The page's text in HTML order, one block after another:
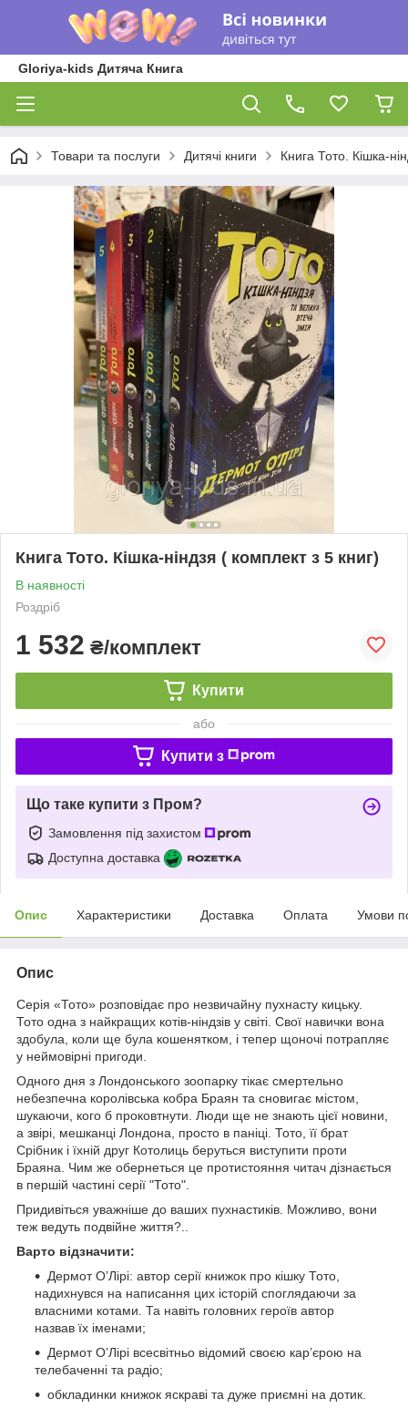
Gloriya-kids Дитяча Книга
Товари та послуги Дитячі книги Книга Тото. Кішка-
Книга Тото. Кішка-ніндзя ( комплект з 5 книг)
В наявності
Роздріб
1 532 ₴/комплект
Купити
або
Купити з
Що таке купити з Пром?
Замовлення під захистом
Доступна доставка
Опис Характеристики Доставка Оплата Умови
Опис
Серія «Тото» розповідає про незвичайну пухнасту кицьку.
Тото одна з найкращих котів-ніндзів у світі. Свої навички вона
здобула, коли ще була кошенятком, і тепер щоночі потрапляє
у неймовірні пригоди.
Одного дня з Лондонського зоопарку тікає смертельно
небезпечна королівська кобра Браян та сновигає містом,
шукаючи, кого б проковтнути. Люди ще не знають цієї новини,
а звірі, мешканці Лондона, просто в паніці. Тото, її брат
Срібник і їхній друг Котолиць беруться виступити проти
Браяна. Чим же обернеться це протистояння читач дізнається
в першій частині серії "Тото".
Придивіться уважніше до ваших пухнастиків. Можливо, вони
теж ведуть подвійне життя?..
Варто відзначити:
Дермот О’Лірі: автор серії книжок про кішку Тото,
надихнувся на написання цих історій споглядаючи за
власними котами. Та навіть головних героїв автор
назвав їх іменами;
Дермот О’Лірі всесвітньо відомий своєю кар’єрою на
телебаченні та радіо;
обкладинки книжок яскраві та дуже приємні на дотик.